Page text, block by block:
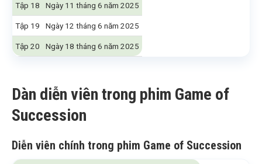
Tập 18 Ngày 11 tháng 6 năm 2025
Tập 19 Ngày 12 tháng 6 năm 2025
Tập 20 Ngày 18 tháng 6 năm 2025
Dàn diễn viên trong phim Game of
Succession
Diễn viên chính trong phim Game of Succession